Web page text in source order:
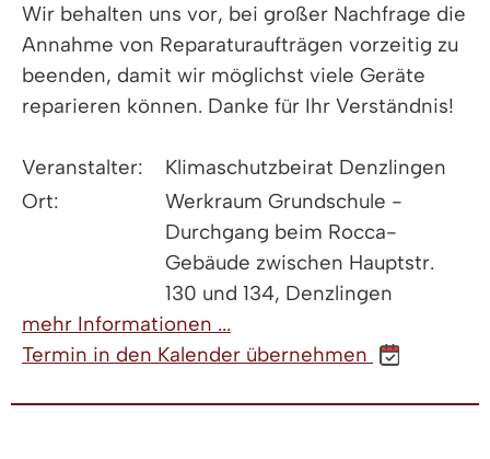
Wir behalten uns vor, bei großer Nachfrage die
Annahme von Reparaturaufträgen vorzeitig zu
beenden, damit wir möglichst viele Geräte
reparieren können. Danke für Ihr Verständnis!
Veranstalter:
Klimaschutzbeirat Denzlingen
Ort:
Werkraum Grundschule -
Durchgang beim Rocca-
Gebäude zwischen Hauptstr.
130 und 134, Denzlingen
mehr Informationen ...
Termin in den Kalender übernehmen